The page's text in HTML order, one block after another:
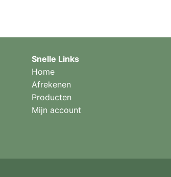
Snelle Links
Home
Afrekenen
Producten
Mijn account